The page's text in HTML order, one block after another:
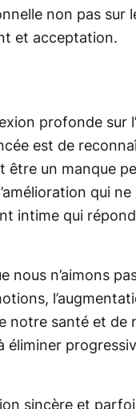
non pas sur
et acceptation.
profonde sur
est de
être un manque
qui ne
intime qui
nous n’aimons
notre santé et de
éliminer
sincère et